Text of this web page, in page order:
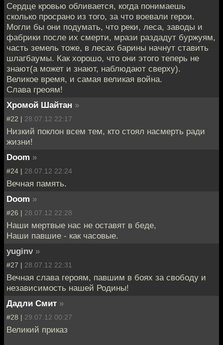
Сердце кровью обливается, когда понимаешь
сколько просрано из того, за что воевали герои.
Могли бы они подумать, что реки, леса, заводы и
фабрики после их смерти, мрази раздадут буржуям,
часть земель тоже, в лесах барины начнут ставить
шлагбаумы. Как хорошо, что они этого теперь не
знают(а может и знают, наблюдают сверху).
Великое время, и самая великая война.
Слава греоям!
Хромой Шайтан »
#22 | 28.07.12 22:17
Низкий поклон всем тем, кто стоял насмерть ради
жизни!
Doom »
#24 | 28.07.12 22:24
Вечная память.
Doom »
#26 | 28.07.12 22:28
Наши мертвые нас не оставят в беде,
Наши павшие - как часовые.
yuginv »
#27 | 28.07.12 22:31
Вечная слава героям, павшим в боях за свободу и
независимость нашей Родины!
Дадли Смит »
#28 | 29.07.12 00:27
Великий приказ